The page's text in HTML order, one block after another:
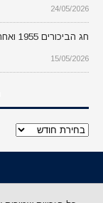
24/05/2026
חג הביכורים 1955 ואחרי….
15/05/2026
מה
ושנה